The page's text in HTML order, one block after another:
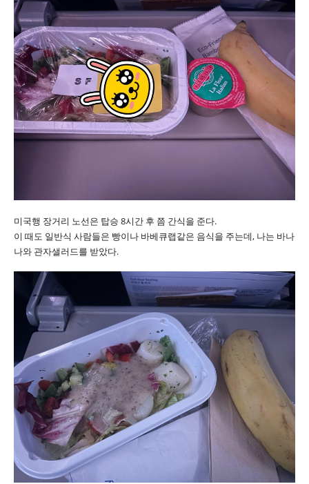
미국행 장거리 노선은 탑승 8시간 후 쯤 간식을 준다.
이 때도 일반식 사람들은 빵이나 바베큐랩같은 음식을 주는데, 나는 바나
나와 관자샐러드를 받았다.